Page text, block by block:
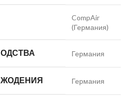
CompAir
(Германия)
Германия
Германия